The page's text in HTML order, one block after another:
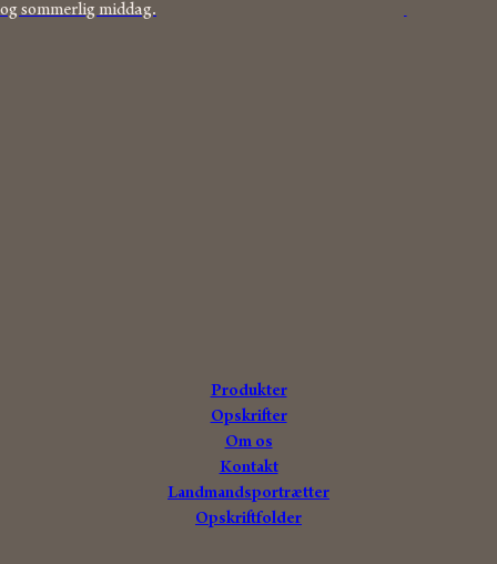
og sommerlig middag.
Produkter
Opskrifter
Om os
Kontakt
Landmandsportrætter
Opskriftfolder